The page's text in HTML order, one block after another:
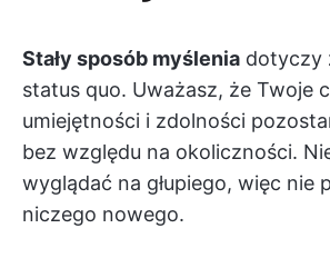
Stały sposób myślenia dotyczy
status quo. Uważasz, że Twoje
umiejętności i zdolności
bez względu na okoliczności.
wyglądać na głupiego, więc nie
niczego nowego.